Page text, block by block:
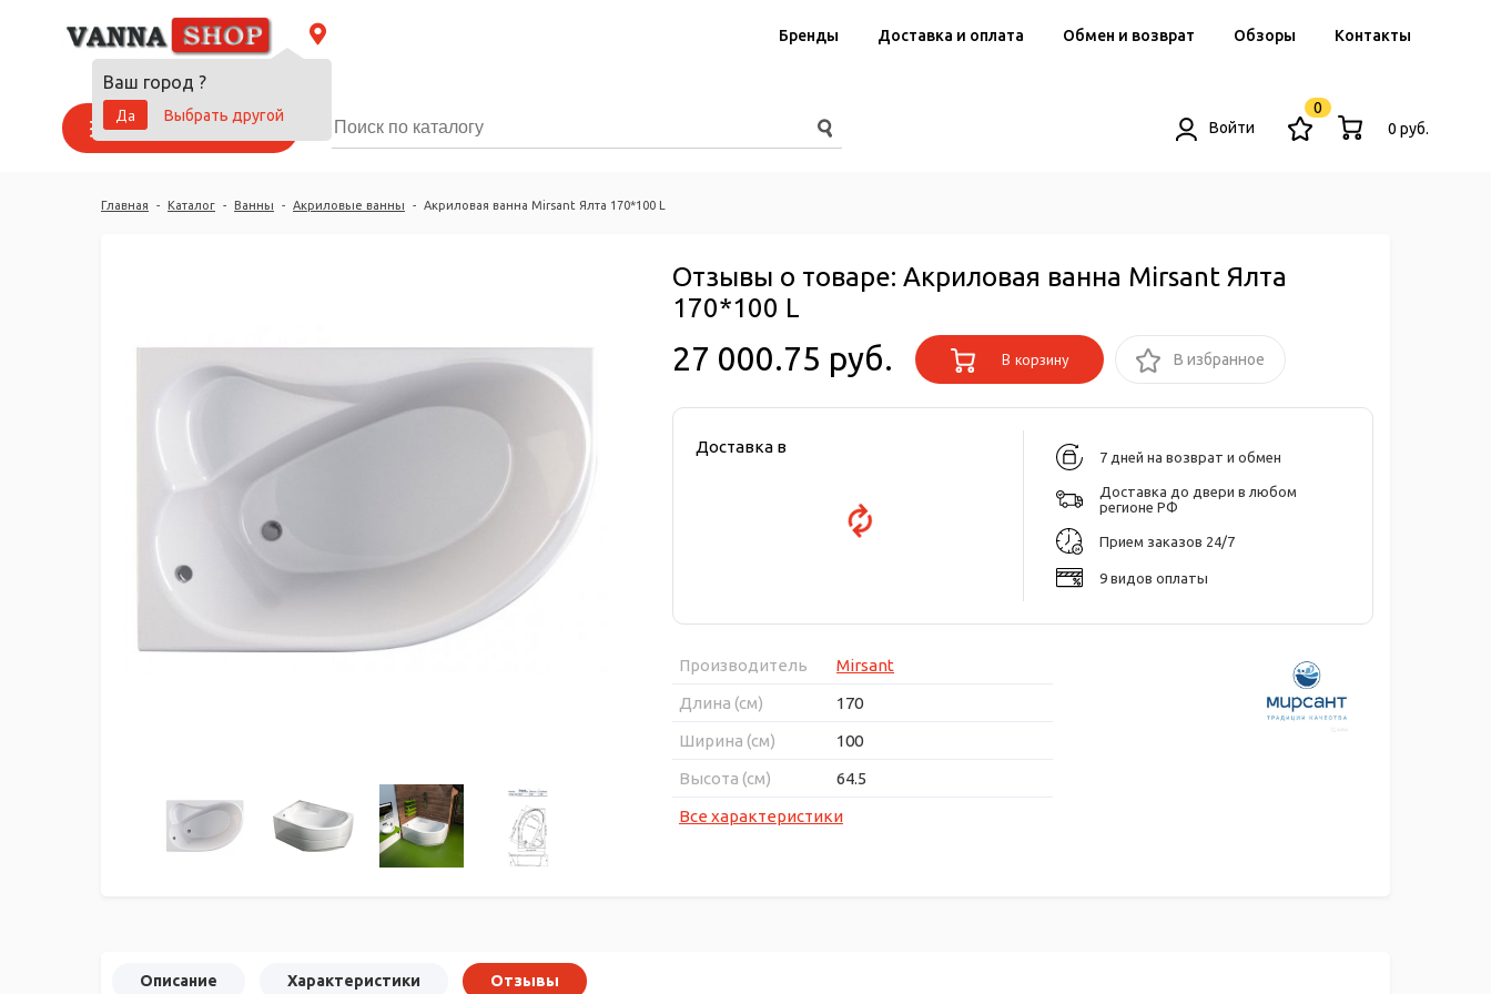
Ваш город ?
Да
Выбрать другой
Бренды Доставка и оплата Обмен и возврат Обзоры Контакты
Каталог товаров Войти
0
0 руб.
Главная - Каталог - Ванны - Акриловые ванны - Акриловая ванна Mirsant Ялта 170*100 L
Отзывы о товаре: Акриловая ванна Mirsant Ялта
170*100 L
27 000.75 руб. В корзину В избранное
Доставка в
7 дней на возврат и обмен
Доставка до двери в любом
регионе РФ
Прием заказов 24/7
9 видов оплаты
Производитель
Mirsant
Длина (см)
170
Ширина (см)
100
Высота (см)
64.5
Все характеристики
Описание Характеристики Отзывы